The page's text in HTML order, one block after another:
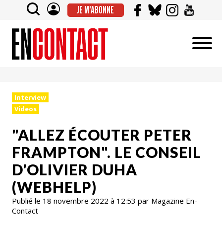
JE M'ABONNE
Interview
Videos
"ALLEZ ÉCOUTER PETER
FRAMPTON". LE CONSEIL
D'OLIVIER DUHA
(WEBHELP)
Publié le 18 novembre 2022 à 12:53 par Magazine En-
Contact